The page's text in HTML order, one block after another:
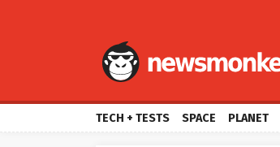
TECH + TESTS SPACE PLANET